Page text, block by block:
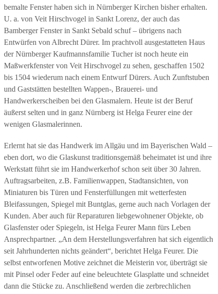
bemalte Fenster haben sich in Nürnberger Kirchen bisher erhalten.
U. a. von Veit Hirschvogel in Sankt Lorenz, der auch das
Bamberger Fenster in Sankt Sebald schuf – übrigens nach
Entwürfen von Albrecht Dürer. Im prachtvoll ausgestatteten Haus
der Nürnberger Kaufmannsfamilie Tucher ist noch heute ein
Maßwerkfenster von Veit Hirschvogel zu sehen, geschaffen 1502
bis 1504 wiederum nach einem Entwurf Dürers. Auch Zunftstuben
und Gaststätten bestellten Wappen-, Brauerei- und
Handwerkerscheiben bei den Glasmalern. Heute ist der Beruf
äußerst selten und in ganz Nürnberg ist Helga Feurer eine der
wenigen Glasmalerinnen.
Erlernt hat sie das Handwerk im Allgäu und im Bayerischen Wald –
eben dort, wo die Glaskunst traditionsgemäß beheimatet ist und ihre
Werkstatt führt sie im Handwerkerhof schon seit über 30 Jahren.
Auftragsarbeiten, z.B. Familienwappen, Stadtansichten, von
Miniaturen bis Türen und Fensterfüllungen mit wetterfesten
Bleifassungen, Spiegel mit Buntglas, gerne auch nach Vorlagen der
Kunden. Aber auch für Reparaturen liebgewohnener Objekte, ob
Glasfenster oder Spiegeln, ist Helga Feurer Mann fürs Leben
Ansprechpartner. „An dem Herstellungsverfahren hat sich eigentlich
seit Jahrhunderten nichts geändert“, berichtet Helga Feurer. Die
selbst entworfenen Motive zeichnet die Meisterin vor, überträgt sie
mit Pinsel oder Feder auf eine beleuchtete Glasplatte und schneidet
dann die Stücke zu. Anschließend werden die zerbrechlichen